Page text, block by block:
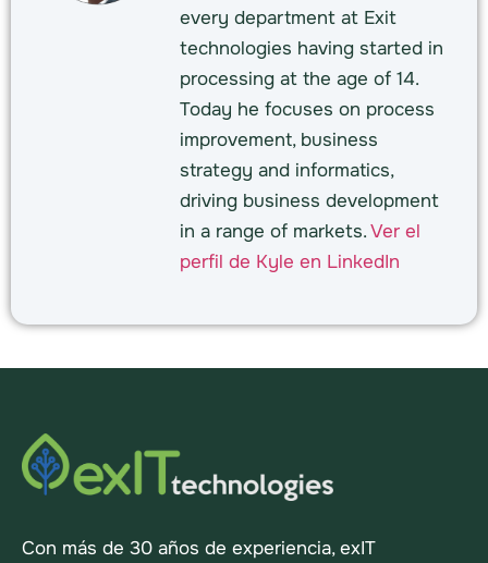
every department at Exit
technologies having started in
processing at the age of 14.
Today he focuses on process
improvement, business
strategy and informatics,
driving business development
in a range of markets.Ver el
perfil de Kyle en LinkedIn
Con más de 30 años de experiencia, exIT